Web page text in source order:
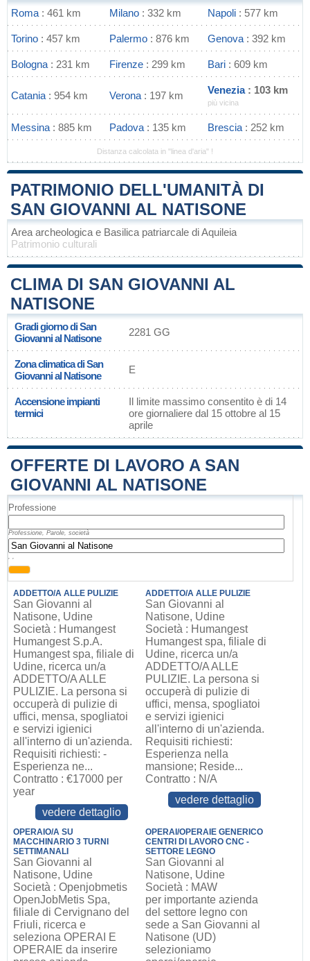
Roma : 461 km Milano : 332 km Napoli : 577 km
Torino : 457 km Palermo : 876 km Genova : 392 km
Bologna : 231 km Firenze : 299 km Bari : 609 km
Catania : 954 km Verona : 197 km Venezia: 103 km
più vicina
Messina : 885 km Padova : 135 km Brescia : 252 km
Distanza calcolata in "linea d'aria" !
PATRIMONIO DELL'UMANITÀ DI
SAN GIOVANNI AL NATISONE
Area archeologica e Basilica patriarcale di Aquileia
Patrimonio culturali
CLIMA DI SAN GIOVANNI AL
NATISONE
Gradi giorno di San
Giovanni al Natisone
2281 GG
Zona climatica di San
Giovanni al Natisone
E
Accensione impianti
termici
Il limite massimo consentito è di 14
ore giornaliere dal 15 ottobre al 15
aprile
OFFERTE DI LAVORO A SAN
GIOVANNI AL NATISONE
Professione
Professione, Parole, società
, ,
ADDETTO/A ALLE PULIZIE
San Giovanni al
Natisone, Udine
Società : Humangest
Humangest S.p.A.
Humangest spa, filiale di
Udine, ricerca un/a
ADDETTO/A ALLE
PULIZIE. La persona si
occuperà di pulizie di
uffici, mensa, spogliatoi
e servizi igienici
all'interno di un'azienda.
Requisiti richiesti: -
Esperienza ne...
Contratto : €17000 per
year
vedere dettaglio
ADDETTO/A ALLE PULIZIE
San Giovanni al
Natisone, Udine
Società : Humangest
Humangest spa, filiale di
Udine, ricerca un/a
ADDETTO/A ALLE
PULIZIE. La persona si
occuperà di pulizie di
uffici, mensa, spogliatoi
e servizi igienici
all'interno di un'azienda.
Requisiti richiesti:
Esperienza nella
mansione; Reside...
Contratto : N/A
vedere dettaglio
OPERAIO/A SU
MACCHINARIO 3 TURNI
SETTIMANALI
San Giovanni al
Natisone, Udine
Società : Openjobmetis
OpenJobMetis Spa,
filiale di Cervignano del
Friuli, ricerca e
seleziona OPERAI E
OPERAIE da inserire
OPERAI/OPERAIE GENERICO
CENTRI DI LAVORO CNC -
SETTORE LEGNO
San Giovanni al
Natisone, Udine
Società : MAW
per importante azienda
del settore legno con
sede a San Giovanni al
Natisone (UD)
selezioniamo